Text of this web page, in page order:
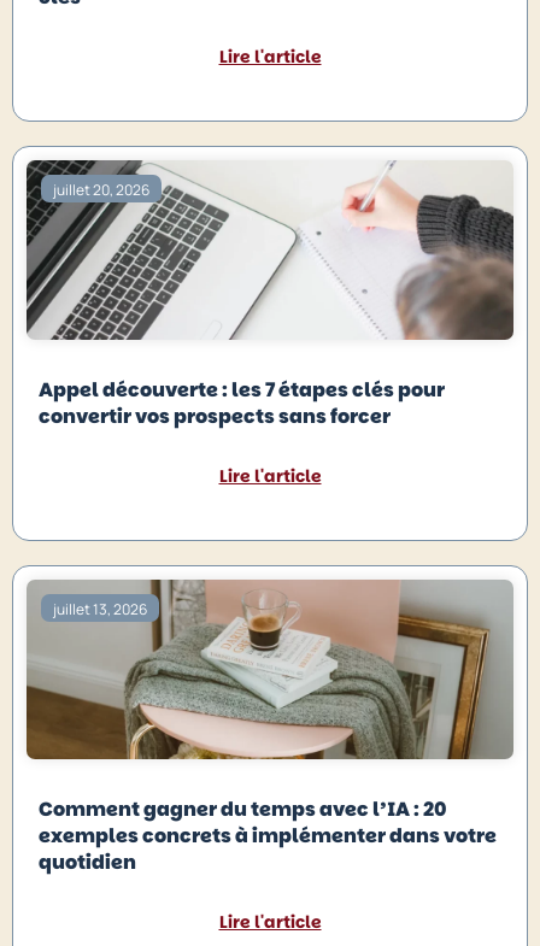
Lire l'article
juillet 20, 2026
Appel découverte : les 7 étapes clés pour
convertir vos prospects sans forcer
Lire l'article
juillet 13, 2026
Comment gagner du temps avec l’IA : 20
exemples concrets à implémenter dans votre
quotidien
Lire l'article